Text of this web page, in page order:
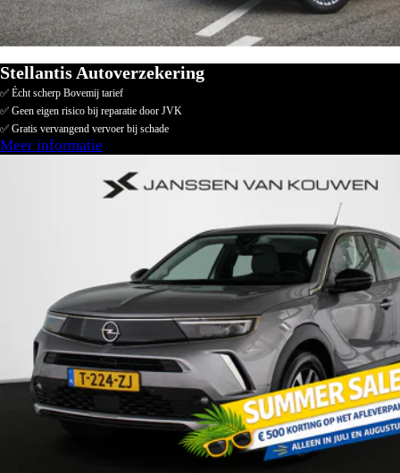
Stellantis Autoverzekering
✅ Écht scherp Bovemij tarief
✅ Geen eigen risico bij reparatie door JVK
✅ Gratis vervangend vervoer bij schade
Meer informatie